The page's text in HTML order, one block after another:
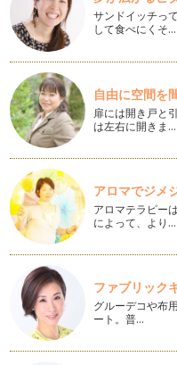
身！ パーティーデコレ
こどもに負けず大人も楽し
今年に入りSNSで話題の"
ゃピク」。…
七夕に！親子で楽しむパー
もうすぐ七夕ですね。七夕
の葉」「短冊」「お星さま
繰り返し使える！コスパ
ウェア編～
前回お届けしたコラムに引
間違いなし！ テーブル装
繰り返し使える！コスパ抜
編～
飾り付けのためのパーテ
一体何を揃えればいいのか
サンドイッチっ
して食べにくそ…
自由に空間を
扉には開き戸と
は左右に開きま…
アロマでジメ
アロマテラピー
によって、より…
ファブリック
グルーデコや布
ート。普…